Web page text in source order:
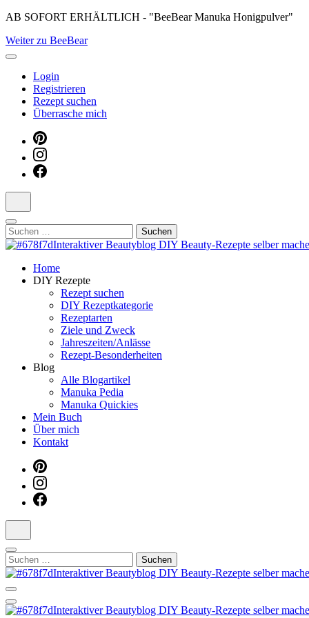
Skip
content
(Press
AB SOFORT ERHÄLTLICH - "BeeBear Manuka Honigpulver"
Weiter zu BeeBear
Login
Registrieren
Rezept suchen
Überrasche mich
Suchen
nach:
Manuka Magic – Natürlich schön:
Dein persönlicher interaktiver DIY Beautyblog
Home
DIY Rezepte
Rezept suchen
DIY Rezeptkategorie
Rezeptarten
Ziele und Zweck
Jahreszeiten/Anlässe
Rezept-Besonderheiten
Blog
Alle Blogartikel
Manuka Pedia
Manuka Quickies
Mein Buch
Über mich
Kontakt
Suchen
nach:
Manuka Magic – Natürlich schön: